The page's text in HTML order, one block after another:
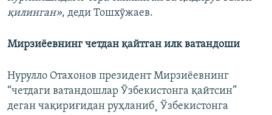
қилинган», деди Тошхўжаев.
Мирзиёевнинг четдан қайтган илк ватандоши
Нурулло Отахонов президент Мирзиёевнинг
“четдаги ватандошлар Ўзбекистонга қайтсин”
деган чақириғидан руҳланиб¸ Ўзбекистонга